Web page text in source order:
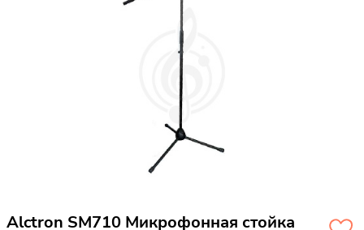
Alctron SM710 Микрофонная стойка